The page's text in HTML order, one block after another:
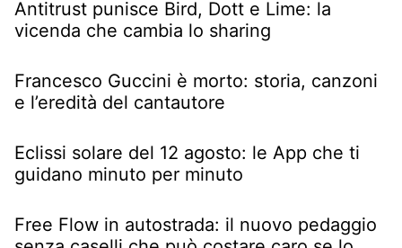
Antitrust punisce Bird, Dott e Lime: la
vicenda che cambia lo sharing
Francesco Guccini è morto: storia, canzoni
e l’eredità del cantautore
Eclissi solare del 12 agosto: le App che ti
guidano minuto per minuto
Free Flow in autostrada: il nuovo pedaggio